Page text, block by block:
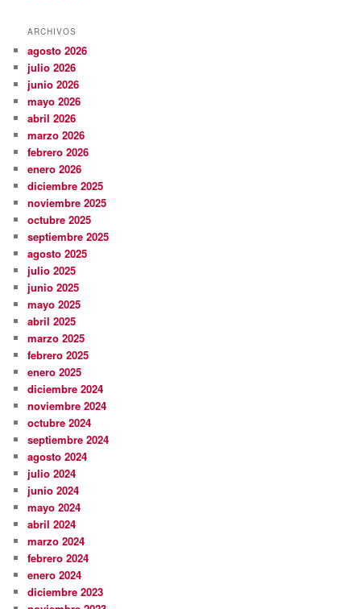
ARCHIVOS
agosto 2026
julio 2026
junio 2026
mayo 2026
abril 2026
marzo 2026
febrero 2026
enero 2026
diciembre 2025
noviembre 2025
octubre 2025
septiembre 2025
agosto 2025
julio 2025
junio 2025
mayo 2025
abril 2025
marzo 2025
febrero 2025
enero 2025
diciembre 2024
noviembre 2024
octubre 2024
septiembre 2024
agosto 2024
julio 2024
junio 2024
mayo 2024
abril 2024
marzo 2024
febrero 2024
enero 2024
diciembre 2023